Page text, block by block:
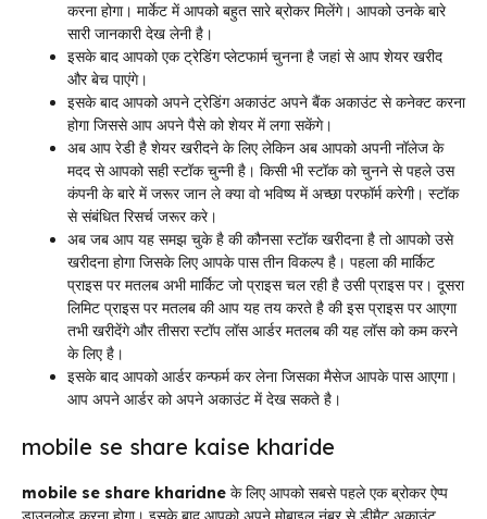
करना होगा। मार्केट में आपको बहुत सारे ब्रोकर मिलेंगे। आपको उनके बारे
सारी जानकारी देख लेनी है।
इसके बाद आपको एक ट्रेडिंग प्लेटफार्म चुनना है जहां से आप शेयर खरीद
और बेच पाएंगे।
इसके बाद आपको अपने ट्रेडिंग अकाउंट अपने बैंक अकाउंट से कनेक्ट करना
होगा जिससे आप अपने पैसे को शेयर में लगा सकेंगे।
अब आप रेडी है शेयर खरीदने के लिए लेकिन अब आपको अपनी नॉलेज के
मदद से आपको सही स्टॉक चुन्नी है। किसी भी स्टॉक को चुनने से पहले उस
कंपनी के बारे में जरूर जान ले क्या वो भविष्य में अच्छा परफॉर्म करेगी। स्टॉक
से संबंधित रिसर्च जरूर करे।
अब जब आप यह समझ चुके है की कौनसा स्टॉक खरीदना है तो आपको उसे
खरीदना होगा जिसके लिए आपके पास तीन विकल्प है। पहला की मार्किट
प्राइस पर मतलब अभी मार्किट जो प्राइस चल रही है उसी प्राइस पर। दूसरा
लिमिट प्राइस पर मतलब की आप यह तय करते है की इस प्राइस पर आएगा
तभी खरीदेंगे और तीसरा स्टॉप लॉस आर्डर मतलब की यह लॉस को कम करने
के लिए है।
इसके बाद आपको आर्डर कन्फर्म कर लेना जिसका मैसेज आपके पास आएगा।
आप अपने आर्डर को अपने अकाउंट में देख सकते है।
mobile se share kaise kharide
mobile se share kharidne के लिए आपको सबसे पहले एक ब्रोकर ऐप्प